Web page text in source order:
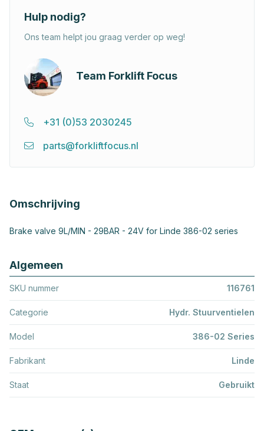
Hulp nodig?
Ons team helpt jou graag verder op weg!
Team Forklift Focus
+31 (0)53 2030245
parts@forkliftfocus.nl
Omschrijving
Brake valve 9L/MIN - 29BAR - 24V for Linde 386-02 series
Algemeen
SKU nummer 116761
Categorie Hydr. Stuurventielen
Model 386-02 Series
Fabrikant Linde
Staat Gebruikt